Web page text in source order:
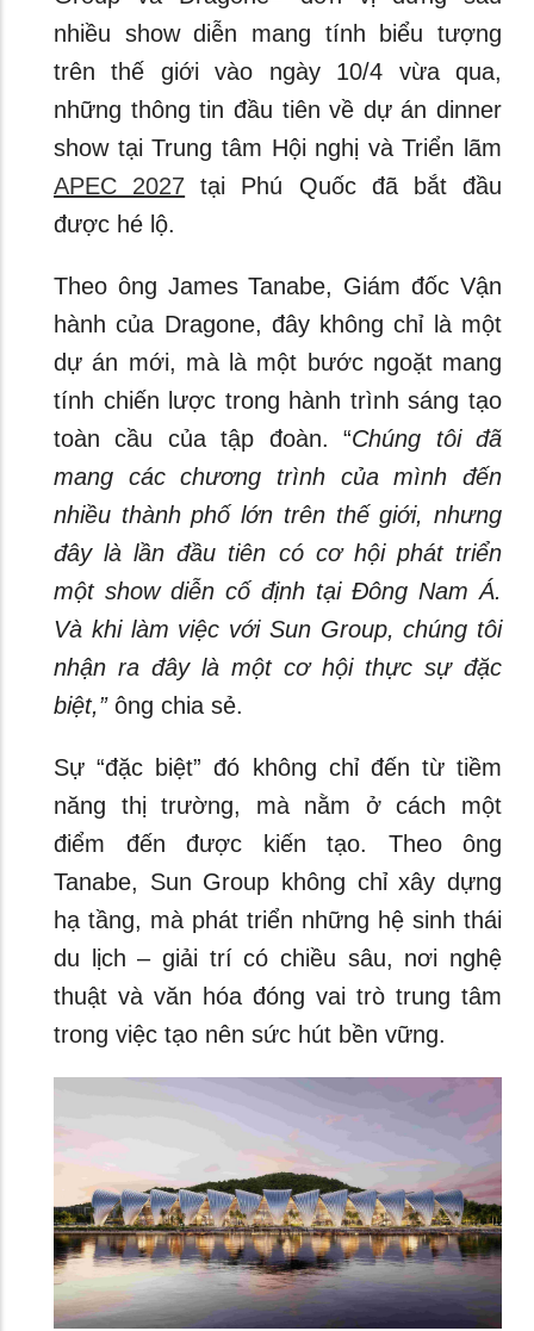
nhiều show diễn mang tính biểu tượng
trên thế giới vào ngày 10/4 vừa qua,
những thông tin đầu tiên về dự án dinner
show tại Trung tâm Hội nghị và Triển lãm
APEC 2027 tại Phú Quốc đã bắt đầu
được hé lộ.
Theo ông James Tanabe, Giám đốc Vận
hành của Dragone, đây không chỉ là một
dự án mới, mà là một bước ngoặt mang
tính chiến lược trong hành trình sáng tạo
toàn cầu của tập đoàn. “Chúng tôi đã
mang các chương trình của mình đến
nhiều thành phố lớn trên thế giới, nhưng
đây là lần đầu tiên có cơ hội phát triển
một show diễn cố định tại Đông Nam Á.
Và khi làm việc với Sun Group, chúng tôi
nhận ra đây là một cơ hội thực sự đặc
biệt,”ông chia sẻ.
Sự “đặc biệt” đó không chỉ đến từ tiềm
năng thị trường, mà nằm ở cách một
điểm đến được kiến tạo. Theo ông
Tanabe, Sun Group không chỉ xây dựng
hạ tầng, mà phát triển những hệ sinh thái
du lịch – giải trí có chiều sâu, nơi nghệ
thuật và văn hóa đóng vai trò trung tâm
trong việc tạo nên sức hút bền vững.